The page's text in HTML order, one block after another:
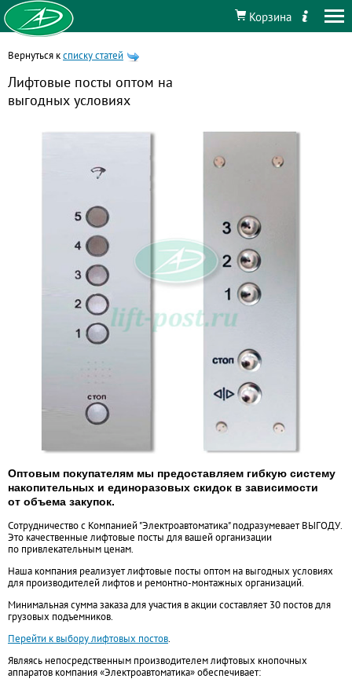
Корзина
Вернуться ксписку статей
Лифтовые посты оптом на
выгодных условиях
Оптовым покупателям мы предоставляем гибкую систему
накопительных и единоразовых скидок в зависимости
от объема закупок.
Сотрудничество с Компанией "Электроавтоматика" подразумевает ВЫГОДУ.
Это качественные лифтовые посты для вашей организации
по привлекательным ценам.
Наша компания реализует лифтовые посты оптом на выгодных условиях
для производителей лифтов и ремонтно-монтажных организаций.
Минимальная сумма заказа для участия в акции составляет 30 постов для
грузовых подъемников.
Перейти к выбору лифтовых постов.
Являясь непосредственным производителем лифтовых кнопочных
аппаратов компания «Электроавтоматика» обеспечивает: